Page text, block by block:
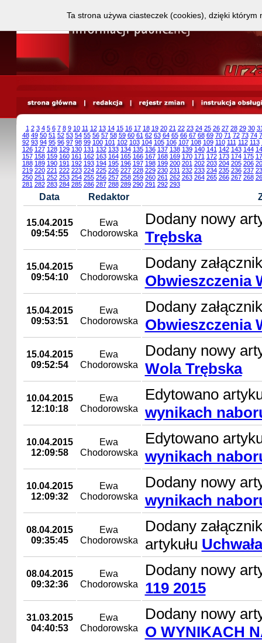
1 2 3 4 5 6 7 8 9 10 11 12 13 14 15 16 17 18 19 20 21 22 23 24 25 26 27 28 29 30
48 49 50 51 52 53 54 55 56 57 58 59 60 61 62 63 64 65 66 67 68 69 70 71 72 73 74
92 93 94 95 96 97 98 99 100 101 102 103 104 105 106 107 108 109 110 111 112 113
126 127 128 129 130 131 132 133 134 135 136 137 138 139 140 141 142 143 144
157 158 159 160 161 162 163 164 165 166 167 168 169 170 171 172 173 174 175
188 189 190 191 192 193 194 195 196 197 198 199 200 201 202 203 204 205 206
219 220 221 222 223 224 225 226 227 228 229 230 231 232 233 234 235 236 237
250 251 252 253 254 255 256 257 258 259 260 261 262 263 264 265 266 267 268
281 282 283 284 285 286 287 288 289 290 291 292 293
Data Redaktor
15.04.2015
09:54:55
Ewa
Chodorowska
Dodany nowy
Trębska
15.04.2015
09:54:10
Ewa
Chodorowska
Dodany
Obwieszczenia
15.04.2015
09:53:51
Ewa
Chodorowska
Dodany
Obwieszczenia
15.04.2015
09:52:54
Ewa
Chodorowska
Dodany nowy
Wola Trębska
10.04.2015
12:10:18
Ewa
Chodorowska
Edytowano
wynikach
10.04.2015
12:09:58
Ewa
Chodorowska
Edytowano
wynikach
10.04.2015
12:09:32
Ewa
Chodorowska
Dodany nowy
wynikach
08.04.2015
09:35:45
Ewa
Chodorowska
Dodany
artykułu
08.04.2015
09:32:36
Ewa
Chodorowska
Dodany nowy
119 2015
31.03.2015
04:40:53
Ewa
Chodorowska
Dodany nowy
O WYNIKACH
Ta strona używa ciasteczek (cookies), dzięki którym